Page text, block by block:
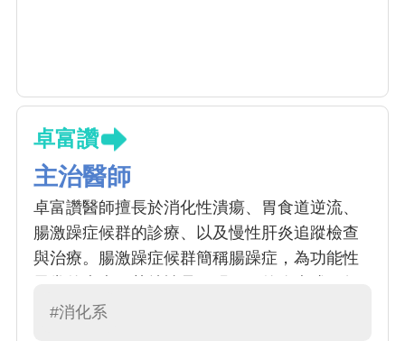
卓富讚
主治醫師
卓富讚醫師擅長於消化性潰瘍、胃食道逆流、
腸激躁症候群的診療、以及慢性肝炎追蹤檢查
與治療。腸激躁症候群簡稱腸躁症，為功能性
服伴隨著排便的型態改變，是一種常見的消化
#消化系